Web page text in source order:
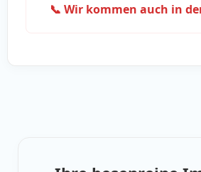
📞 Wir kommen auch in